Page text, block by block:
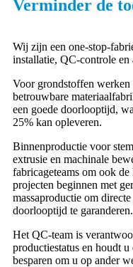
Verminder de
Wij zijn een one-stop-
installatie, QC-controle en
Voor grondstoffen
betrouwbare
een goede doorlooptijd,
25% kan opleveren.
Binnenproductie voor
extrusie en machinale
fabricageteams om ook
projecten beginnen met
massaproductie om
doorlooptijd te garanderen.
Het QC-team is
productiestatus en houdt
besparen om u op ander